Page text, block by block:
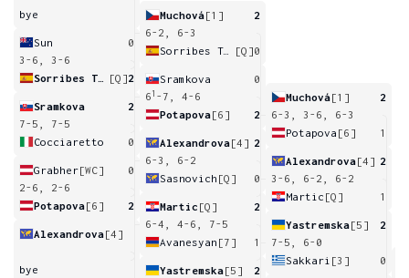
bye
Sun
0
3-6, 3-6
[Q]2
Sramkova
2
7-5, 7-5
Cocciaretto
0
Grabher[WC]
0
2-6, 2-6
Potapova[6] 2
Alexandrova[4]
bye
Muchová[1]
2
6-2, 6-3
[Q]0
Sramkova
0
6 1 -7, 4-6
Potapova[6] 2
Alexandrova[4] 2
6-3, 6-2
Sasnovich [Q] 0
Martic [Q]
2
6-4, 4-6, 7-5
Avanesyan [7] 1
Yastremska[5]
2
Muchová[1]
2
6-3, 3-6, 6-3
Potapova [6] 1
Alexandrova[4] 2
3-6, 6-2, 6-2
Martic [Q] 1
Yastremska[5]
2
7-5, 6-0
Sakkari [3] 0